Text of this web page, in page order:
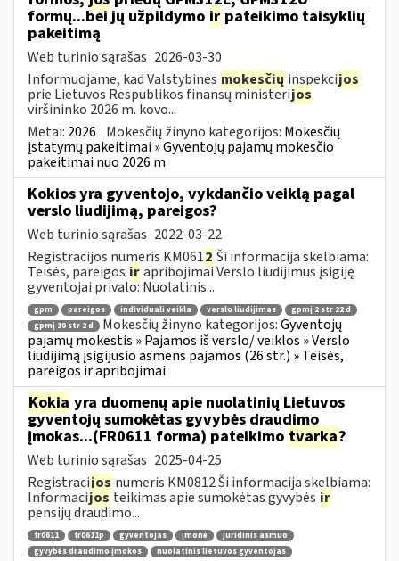
formų...bei jų užpildymo ir pateikimo taisyklių
pakeitimą
Web turinio sąrašas 2026-03-30
Informuojame, kad Valstybinės mokesčių inspekcijos
prie Lietuvos Respublikos finansų ministerijos
viršininko 2026 m. kovo...
Metai: 2026 Mokesčių žinyno kategorijos: Mokesčių
įstatymų pakeitimai » Gyventojų pajamų mokesčio
pakeitimai nuo 2026 m.
Kokios yra gyventojo, vykdančio veiklą pagal
verslo liudijimą, pareigos?
Web turinio sąrašas 2022-03-22
Registracijos numeris KM0612 Ši informacija skelbiama:
Teisės, pareigos irapribojimai Verslo liudijimus įsigiję
gyventojai privalo: Nuolatinis...
gpm pareigos individuali veikla verslo liudijimas
gpmį 2 str 22 d
gpmį 10 str 2 d
Mokesčių žinyno kategorijos:Gyventojų
pajamų mokestis » Pajamos iš verslo/ veiklos » Verslo
liudijimą įsigijusio asmens pajamos (26 str.) » Teisės,
pareigos ir apribojimai
Kokia yra duomenų apie nuolatinių Lietuvos
gyventojų sumokėtas gyvybės draudimo
įmokas...(FR0611 forma) pateikimo tvarka?
Web turinio sąrašas 2025-04-25
Registracijos numeris KM0812 Ši informacija skelbiama:
Informacijosteikimas apie sumokėtas gyvybės ir
pensijų draudimo...
fr0611 fr0611p gyventojas įmonė
juridinis asmuo
gyvybės draudimo įmokos
nuolatinis lietuvos gyventojas